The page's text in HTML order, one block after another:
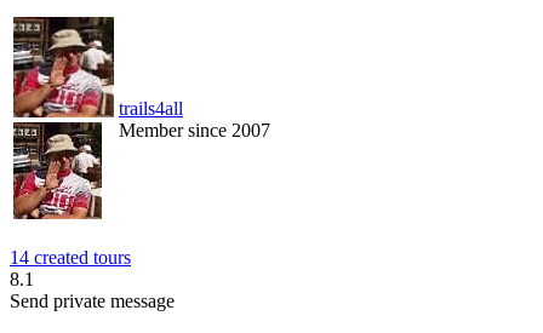
trails4all
Member since 2007
14 created tours
8.1
Send private message